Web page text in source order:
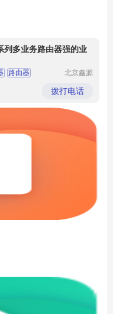
多业务路由器强的业
路由器
北京鑫源
有限公司
拨打电话